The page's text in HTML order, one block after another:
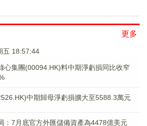
更多
五 18:57:44
心集團(00094.HK)料中期淨虧損同比收窄
中期歸母淨虧損擴大至5588.3萬元
：7月底官方外匯儲備資產為4478億美元